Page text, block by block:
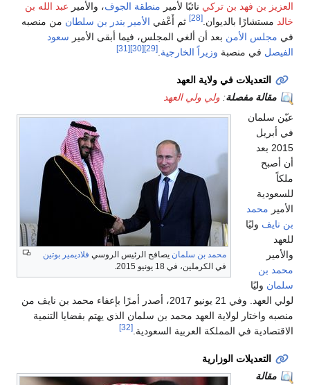
العزيز بن فهد بن تركي نائبًا لأمير منطقة الجوف، والأمير عبد الله بن
خالد مستشارًا بالديوان.[28] ثم أَعْفي الأمير بندر بن سلطان من منصبه
في مجلس الأمن بعد أن ألغي المجلس، فيما أبقى الأمير سعود
الفيصل في منصبة وزيراً الخارجية.
[29]
[30]
[31]
التعديلات في ولاية العهد
مقالة مفصلة: ولي ولي العهد
محمد بن سلمان يصافح الرئيس الروسي فلاديمير بوتين
في الكرملين، في 18 يونيو 2015.
عيّن سلمان
في أبريل
2015 بعد
أن أصبح
ملكاً
للسعودية
الأمير محمد
بن نايف وليًا
للعهد
والأمير
محمد بن
سلمان وليًا
لولي العهد. وفي 21 يونيو 2017، أصدر أمرًا بإعفاء محمد بن نايف من
منصبه واختار لولاية العهد محمد بن سلمان الذي يهتم بقضايا التنمية
الاقتصادية في المملكة العربية السعودية.[32]
التعديلات الوزارية
مقالة